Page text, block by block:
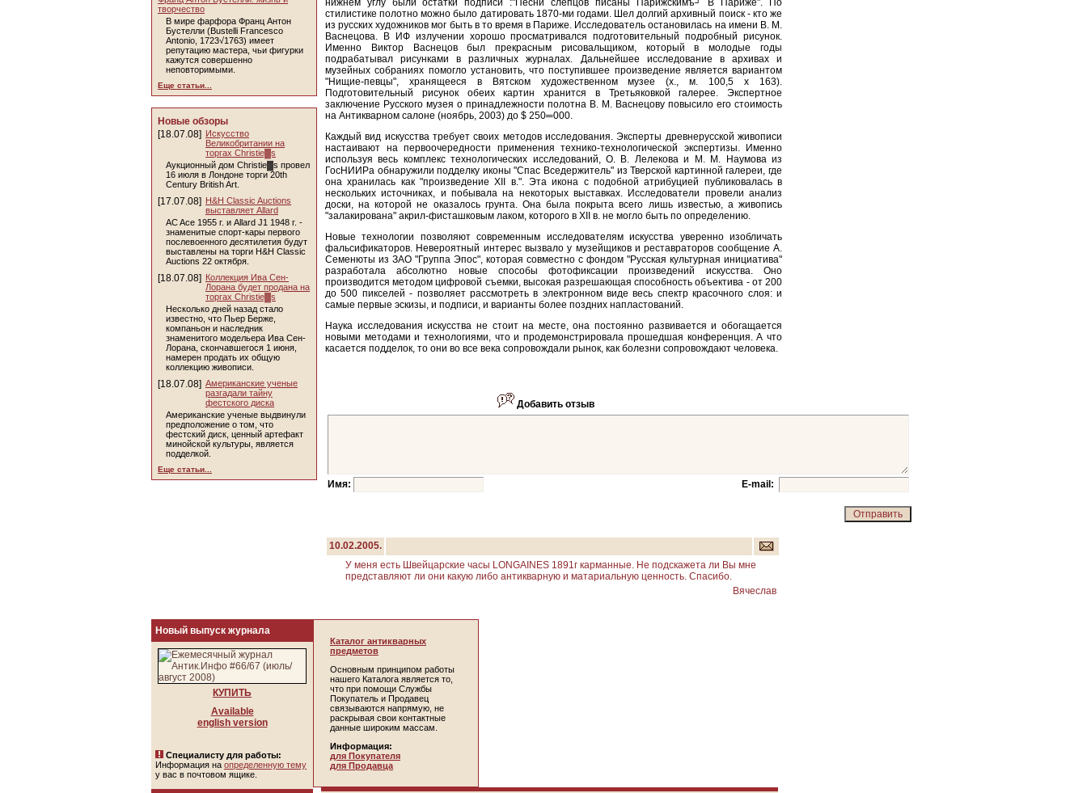
творчество
В мире фарфора Франц Антон
Бустелли (Bustelli Francesco
Antonio, 1723√1763) имеет
репутацию мастера, чьи фигурки
кажутся совершенно
неповторимыми.
Еще статьи...
Новые обзоры
[18.07.08] Искусство
Великобритании на
торгах Christie▓s
Аукционный дом Christie▓s провел
16 июля в Лондоне торги 20th
Century British Art.
[17.07.08] H&H Classic Auctions
выставляет Allard
AC Ace 1955 г. и Allard J1 1948 г. -
знаменитые спорт-кары первого
послевоенного десятилетия будут
выставлены на торги H&H Classic
Auctions 22 октября.
[18.07.08] Коллекция Ива Сен-
Лорана будет продана на
торгах Christie▓s
Несколько дней назад стало
известно, что Пьер Берже,
компаньон и наследник
знаменитого модельера Ива Сен-
Лорана, скончавшегося 1 июня,
намерен продать их общую
коллекцию живописи.
[18.07.08] Американские ученые
разгадали тайну
фестского диска
Американские ученые выдвинули
предположение о том, что
фестский диск, ценный артефакт
минойской культуры, является
подделкой.
Еще статьи...
нижнем углу были остатки подписи :"Песни слепцов писаны Парижскимъ┘ В Париже". По
стилистике полотно можно было датировать 1870-ми годами. Шел долгий архивный поиск - кто же
из русских художников мог быть в то время в Париже. Исследователь остановилась на имени В. М.
Васнецова. В ИФ излучении хорошо просматривался подготовительный подробный рисунок.
Именно Виктор Васнецов был прекрасным рисовальщиком, который в молодые годы
подрабатывал рисунками в различных журналах. Дальнейшее исследование в архивах и
музейных собраниях помогло установить, что поступившее произведение является вариантом
"Нищие-певцы", хранящееся в Вятском художественном музее (х., м. 100,5 х 163).
Подготовительный рисунок обеих картин хранится в Третьяковкой галерее. Экспертное
заключение Русского музея о принадлежности полотна В. М. Васнецову повысило его стоимость
на Антикварном салоне (ноябрь, 2003) до $ 250═000.
Каждый вид искусства требует своих методов исследования. Эксперты древнерусской живописи
настаивают на первоочередности применения технико-технологической экспертизы. Именно
используя весь комплекс технологических исследований, О. В. Лелекова и М. М. Наумова из
ГосНИИРа обнаружили подделку иконы "Спас Вседержитель" из Тверской картинной галереи, где
она хранилась как "произведение XII в.". Эта икона с подобной атрибуцией публиковалась в
нескольких источниках, и побывала на некоторых выставках. Исследователи провели анализ
доски, на которой не оказалось грунта. Она была покрыта всего лишь известью, а живопись
"залакирована" акрил-фисташковым лаком, которого в XII в. не могло быть по определению.
Новые технологии позволяют современным исследователям искусства уверенно изобличать
фальсификаторов. Невероятный интерес вызвало у музейщиков и реставраторов сообщение А.
Семенюты из ЗАО "Группа Эпос", которая совместно с фондом "Русская культурная инициатива"
разработала абсолютно новые способы фотофиксации произведений искусства. Оно
производится методом цифровой съемки, высокая разрешающая способность объектива - от 200
до 500 пикселей - позволяет рассмотреть в электронном виде весь спектр красочного слоя: и
самые первые эскизы, и подписи, и варианты более поздних напластований.
Наука исследования искусства не стоит на месте, она постоянно развивается и обогащается
новыми методами и технологиями, что и продемонстрировала прошедшая конференция. А что
касается подделок, то они во все века сопровождали рынок, как болезни сопровождают человека.
Добавить отзыв
Имя: E-mail:
10.02.2005.
У меня есть Швейцарские часы LONGAINES 1891г карманные. Не подскажета ли Вы мне
представляют ли они какую либо антикварную и матариальную ценность. Спасибо.
Вячеслав
Новый выпуск журнала
КУПИТЬ
Available
english version
Специалисту для работы:
Информация на определенную тему
у вас в почтовом ящике.
Каталог антикварных
предметов
Основным принципом работы
нашего Каталога является то,
что при помощи Службы
Покупатель и Продавец
связываются напрямую, не
раскрывая свои контактные
данные широким массам.
Информация:
для Покупателя
для Продавца